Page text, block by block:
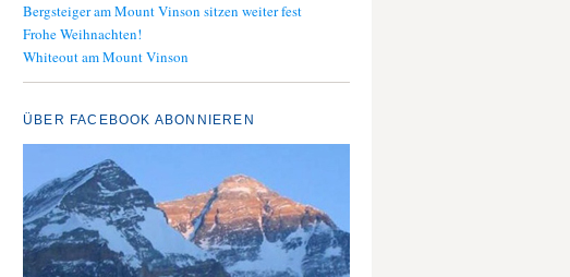
Bergsteiger am Mount Vinson sitzen weiter fest
Frohe Weihnachten!
Whiteout am Mount Vinson
ÜBER FACEBOOK ABONNIEREN